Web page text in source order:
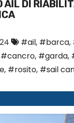
AIL DI
#ail, #barca,
#cancro, #garda,
, #rosito, #sail